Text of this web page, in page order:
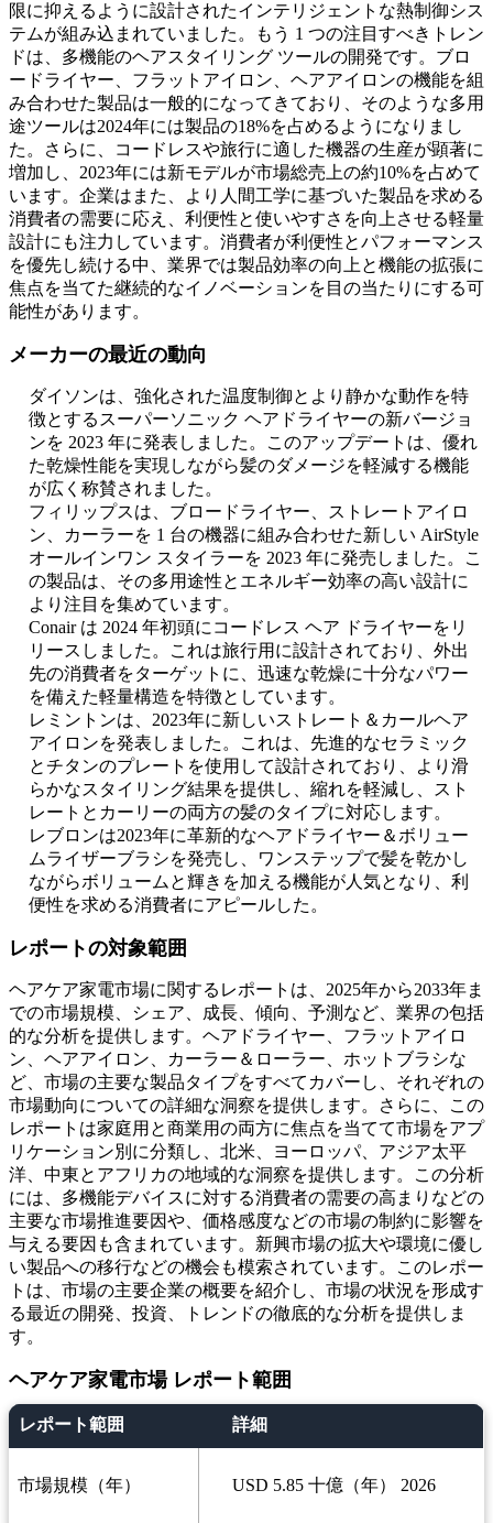
限に抑えるように設計されたインテリジェントな熱制御シス
テムが組み込まれていました。もう 1 つの注目すべきトレン
ドは、多機能のヘアスタイリング ツールの開発です。ブロ
ードライヤー、フラットアイロン、ヘアアイロンの機能を組
み合わせた製品は一般的になってきており、そのような多用
途ツールは2024年には製品の18%を占めるようになりまし
た。さらに、コードレスや旅行に適した機器の生産が顕著に
増加し、2023年には新モデルが市場総売上の約10%を占めて
います。企業はまた、より人間工学に基づいた製品を求める
消費者の需要に応え、利便性と使いやすさを向上させる軽量
設計にも注力しています。消費者が利便性とパフォーマンス
を優先し続ける中、業界では製品効率の向上と機能の拡張に
焦点を当てた継続的なイノベーションを目の当たりにする可
能性があります。
メーカーの最近の動向
ダイソンは、強化された温度制御とより静かな動作を特
徴とするスーパーソニック ヘアドライヤーの新バージョ
ンを 2023 年に発表しました。このアップデートは、優れ
た乾燥性能を実現しながら髪のダメージを軽減する機能
が広く称賛されました。
フィリップスは、ブロードライヤー、ストレートアイロ
ン、カーラーを 1 台の機器に組み合わせた新しい AirStyle
オールインワン スタイラーを 2023 年に発売しました。こ
の製品は、その多用途性とエネルギー効率の高い設計に
より注目を集めています。
Conair は 2024 年初頭にコードレス ヘア ドライヤーをリ
リースしました。これは旅行用に設計されており、外出
先の消費者をターゲットに、迅速な乾燥に十分なパワー
を備えた軽量構造を特徴としています。
レミントンは、2023年に新しいストレート＆カールヘア
アイロンを発表しました。これは、先進的なセラミック
とチタンのプレートを使用して設計されており、より滑
らかなスタイリング結果を提供し、縮れを軽減し、スト
レートとカーリーの両方の髪のタイプに対応します。
レブロンは2023年に革新的なヘアドライヤー＆ボリュー
ムライザーブラシを発売し、ワンステップで髪を乾かし
ながらボリュームと輝きを加える機能が人気となり、利
便性を求める消費者にアピールした。
レポートの対象範囲
ヘアケア家電市場に関するレポートは、2025年から2033年ま
での市場規模、シェア、成長、傾向、予測など、業界の包括
的な分析を提供します。ヘアドライヤー、フラットアイロ
ン、ヘアアイロン、カーラー＆ローラー、ホットブラシな
ど、市場の主要な製品タイプをすべてカバーし、それぞれの
市場動向についての詳細な洞察を提供します。さらに、この
レポートは家庭用と商業用の両方に焦点を当てて市場をアプ
リケーション別に分類し、北米、ヨーロッパ、アジア太平
洋、中東とアフリカの地域的な洞察を提供します。この分析
には、多機能デバイスに対する消費者の需要の高まりなどの
主要な市場推進要因や、価格感度などの市場の制約に影響を
与える要因も含まれています。新興市場の拡大や環境に優し
い製品への移行などの機会も模索されています。このレポー
トは、市場の主要企業の概要を紹介し、市場の状況を形成す
る最近の開発、投資、トレンドの徹底的な分析を提供しま
す。
ヘアケア家電市場 レポート範囲
レポート範囲 詳細
市場規模（年） USD 5.85 十億（年） 2026